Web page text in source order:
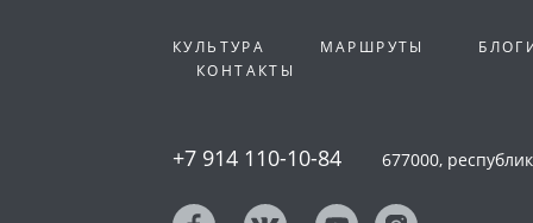
КУЛЬТУРА МАРШРУТЫ
КОНТАКТЫ
+7 914 110-10-84 677000,